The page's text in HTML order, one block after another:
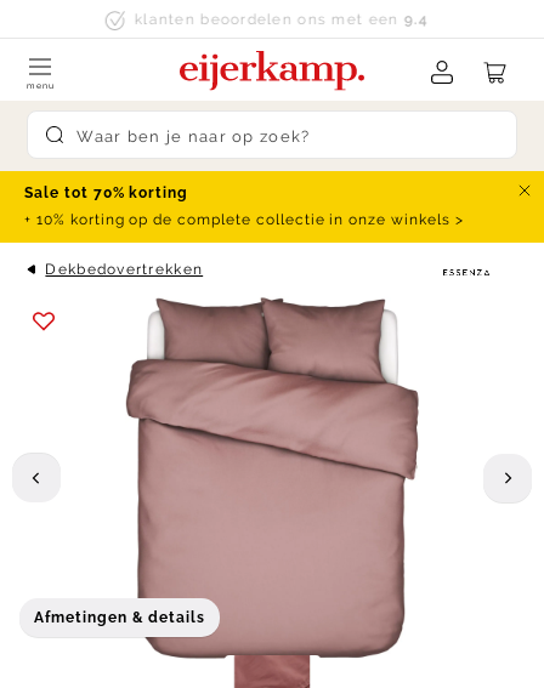
Skip to contentklanten beoordelen ons met een 9.4
Submit search
menu
Sale tot 70% korting
+ 10% korting op de complete collectie in onze winkels >
Dekbedovertrekken
Afmetingen & details